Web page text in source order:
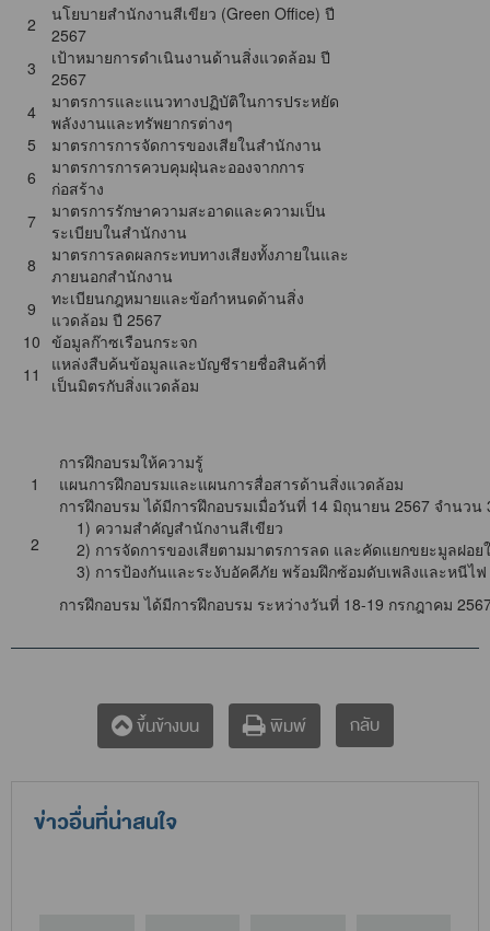
2
นโยบายสำนักงานสีเขียว (Green Office) ปี
2567
3
เป้าหมายการดำเนินงานด้านสิ่งแวดล้อม ปี
2567
4
มาตรการและแนวทางปฏิบัติในการประหยัด
พลังงานและทรัพยากรต่างๆ
5
มาตรการการจัดการของเสียในสำนักงาน
6
มาตรการการควบคุมฝุ่นละอองจากการ
ก่อสร้าง
7
มาตรการรักษาความสะอาดและความเป็น
ระเบียบในสำนักงาน
8
มาตรการลดผลกระทบทางเสียงทั้งภายในและ
ภายนอกสำนักงาน
9
ทะเบียนกฎหมายและข้อกำหนดด้านสิ่ง
แวดล้อม ปี 2567
10 ข้อมูลก๊าซเรือนกระจก
11
แหล่งสืบค้นข้อมูลและบัญชีรายชื่อสินค้าที่
เป็นมิตรกับสิ่งแวดล้อม
การฝึกอบรมให้ความรู้
1
แผนการฝึกอบรมและแผนการสื่อสารด้านสิ่งแวดล้อม
2
การฝึกอบรม ได้มีการฝึกอบรมเมื่อวันที่ 14 มิถุนายน 2567 จำนว
1) ความสำคัญสำนักงานสีเขียว
2) การจัดการของเสียตามมาตรการลด และคัดแยกขยะมูลฝอย
3) การป้องกันและระงับอัคคีภัย พร้อมฝึกซ้อมดับเพลิงและหนีไฟ
การฝึกอบรม ได้มีการฝึกอบรม ระหว่างวันที่ 18-19 กรกฎาคม
ขึ้นข้างบน พิมพ์ กลับ
ข่าวอื่นที่น่าสนใจ